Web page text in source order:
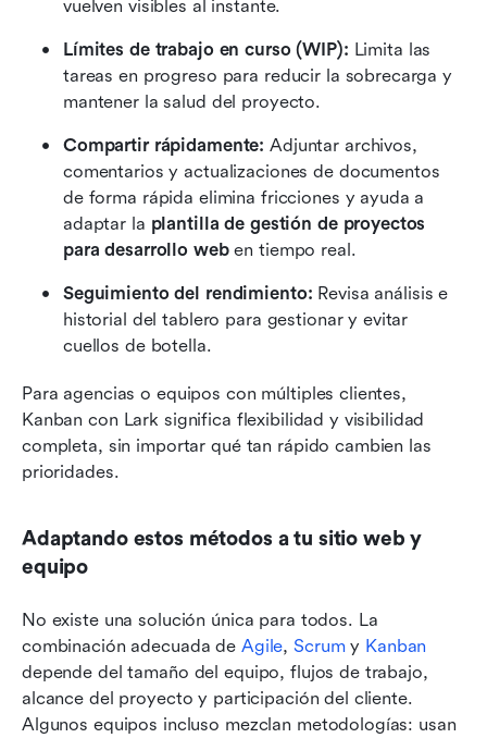
vuelven visibles al instante.
Límites de trabajo en curso (WIP): Limita las
tareas en progreso para reducir la sobrecarga y
mantener la salud del proyecto.
Compartir rápidamente: Adjuntar archivos,
comentarios y actualizaciones de documentos
de forma rápida elimina fricciones y ayuda a
adaptar la plantilla de gestión de proyectos
para desarrollo web en tiempo real.
Seguimiento del rendimiento: Revisa análisis e
historial del tablero para gestionar y evitar
cuellos de botella.
Para agencias o equipos con múltiples clientes,
Kanban con Lark significa flexibilidad y visibilidad
completa, sin importar qué tan rápido cambien las
prioridades.
Adaptando estos métodos a tu sitio web y
equipo
No existe una solución única para todos. La
combinación adecuada de Agile, Scrum y Kanban
depende del tamaño del equipo, flujos de trabajo,
alcance del proyecto y participación del cliente.
Algunos equipos incluso mezclan metodologías: usan